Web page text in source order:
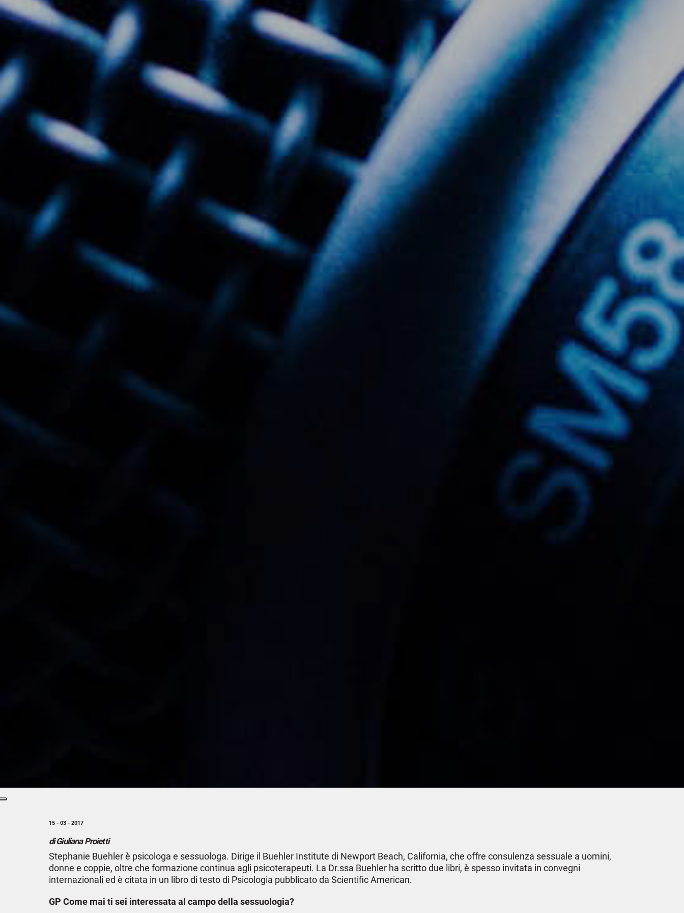
15 - 03 - 2017
di Giuliana Proietti
Stephanie Buehler è psicologa e sessuologa. Dirige il Buehler Institute di Newport Beach, California, che offre consulenza sessuale a uomini,
donne e coppie, oltre che formazione continua agli psicoterapeuti. La Dr.ssa Buehler ha scritto due libri, è spesso invitata in convegni
internazionali ed è citata in un libro di testo di Psicologia pubblicato da Scientific American.
GP Come mai ti sei interessata al campo della sessuologia?